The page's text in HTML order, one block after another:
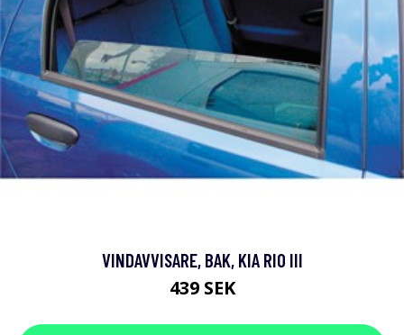
VINDAVVISARE, BAK, KIA RIO III
439 SEK